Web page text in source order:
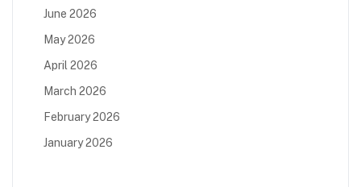
June 2026
May 2026
April 2026
March 2026
February 2026
January 2026